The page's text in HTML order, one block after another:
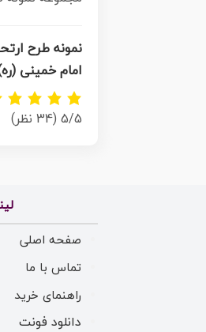
امام خمینی (ره) ,پوستر 14 خرداد, طرح بنر قیام 15 خرداد, دانلود طرح
5/5 (34 نظر)
صفحه اصلی
تماس با ما
راهنمای خرید
دانلود فونت